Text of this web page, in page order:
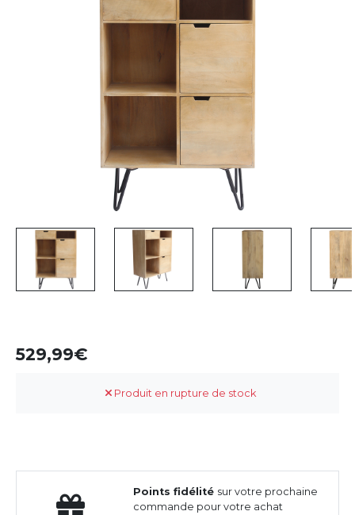
529,99
Produit en rupture de stock
Points fidélité sur votre prochaine
commande pour votre achat